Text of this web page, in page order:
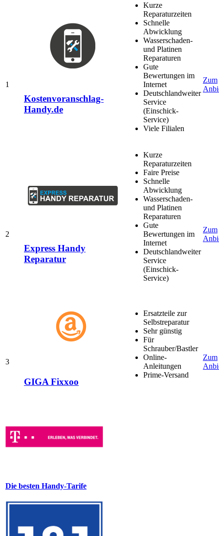
1
Kostenvoranschlag-
Handy.de
Kurze
Reparaturzeiten
Schnelle
Abwicklung
Wasserschaden-
und Platinen
Reparaturen
Gute
Bewertungen im
Internet
Deutschlandweiter
Service
(Einschick-
Service)
Viele Filialen
Zum
2
Express Handy
Reparatur
Kurze
Reparaturzeiten
Faire Preise
Schnelle
Abwicklung
Wasserschaden-
und Platinen
Reparaturen
Gute
Bewertungen im
Internet
Deutschlandweiter
Service
(Einschick-
Service)
Zum
3
GIGA Fixxoo
Ersatzteile zur
Selbstreparatur
Sehr günstig
Für
Schrauber/Bastler
Online-
Anleitungen
Prime-Versand
Zum
Die besten Handy-Tarife